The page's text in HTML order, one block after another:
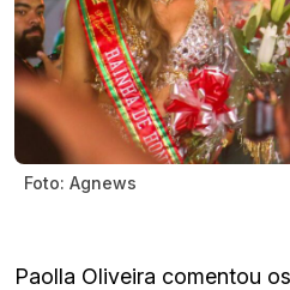
Foto: Agnews
Paolla Oliveira comentou